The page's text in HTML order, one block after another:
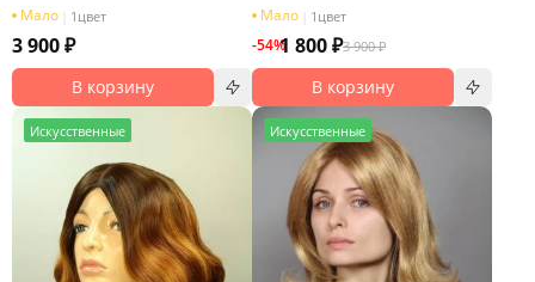
Мало 1 цвет
3 900 ₽
В корзину
Мало 1 цвет
-54%1 800 ₽3 900 ₽
В корзину
Искусственные Искусственные